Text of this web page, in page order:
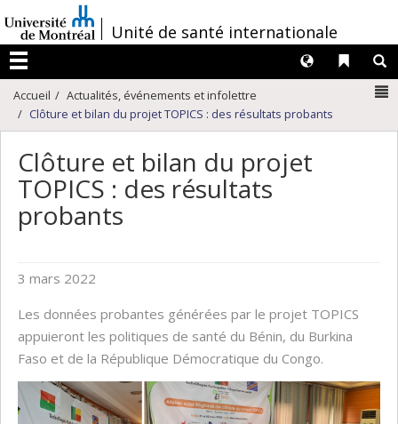
au
contenu
/Unité de santé internationale
Menu
Liens
Langues
Accueil
Actualités, événements et infolettre
Clôture et bilan du projet TOPICS : des résultats probants
Clôture et bilan du projet
TOPICS : des résultats
probants
3 mars 2022
Les données probantes générées par le projet TOPICS
appuieront les politiques de santé du Bénin, du Burkina
Faso et de la République Démocratique du Congo.